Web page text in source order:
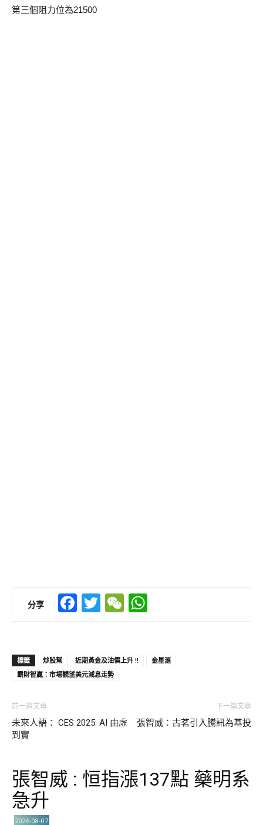
第三個阻力位為21500
分享 Facebook
TwitterWeChat
標籤 炒股幫 近期黃金及油價上升 !!
金星滙
霸財智贏：市場觀望美元減息走勢
前一篇文章
未來人語： CES 2025: AI 由虛
到實
下一篇文章
張智威：古茗引入騰訊為基投
張智威 : 恒指漲137點 藥明系
急升
2026-08-07